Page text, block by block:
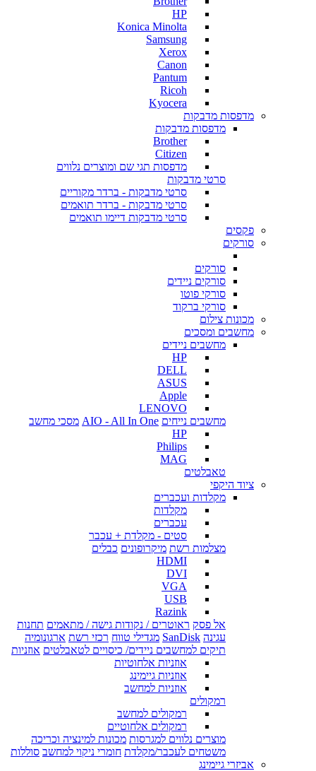
HP
Konica Minolta
Samsung
Xerox
Canon
Pantum
Ricoh
Kyocera
מדפסות מדבקות
מדפסות מדבקות
Brother
Citizen
מדפסות תגי שם ומוצרים נלווים
סרטי מדבקות
סרטי מדבקות - ברדר מקוריים
סרטי מדבקות - ברדר תואמים
סרטי מדבקות דיימו תואמים
פקסים
סורקים
סורקים
סורקים ניידים
סורקי פוטו
סורקי ברקוד
מכונות צילום
מחשבים ומסכים
מחשבים ניידים
HP
DELL
ASUS
Apple
LENOVO
מחשבים נייחים AIO - All In One מסכי מחשב
HP
Philips
MAG
טאבלטים
ציוד היקפי
מקלדות ועכברים
מקלדות
עכברים
סטים - מקלדת + עכבר
מצלמות רשת מיקרופונים כבלים
HDMI
DVI
VGA
USB
Razink
אל פסק ראוטרים / נקודות גישה / מתאמים תחנות
עגינה SanDisk מגדילי טווח רכזי רשת ארגונומיה
תיקים למחשבים ניידים/ כיסויים לטאבלטים אוזניות
אוזניות אלחוטיות
אוזניות גיימינג
אוזניות למחשב
רמקולים
רמקולים למחשב
רמקולים אלחוטיים
מוצרים נלווים למגרסות מכונות למינציה וכריכה
משטחים לעכבר/מקלדת חומרי ניקוי למחשב סוללות
אביזרי גיימינג